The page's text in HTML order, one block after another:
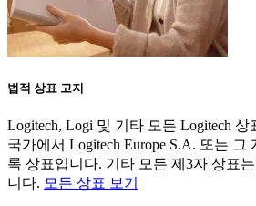
법적 상표 고지
Logitech, Logi 및 기타 모든 Logitech
국가에서 Logitech Europe S.A. 또는 그
록 상표입니다. 기타 모든 제3자 상표
니다. 모든 상표 보기